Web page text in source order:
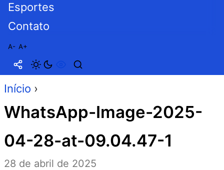
Esportes
Contato
A- A+
Início ›
WhatsApp-Image-2025-
04-28-at-09.04.47-1
28 de abril de 2025